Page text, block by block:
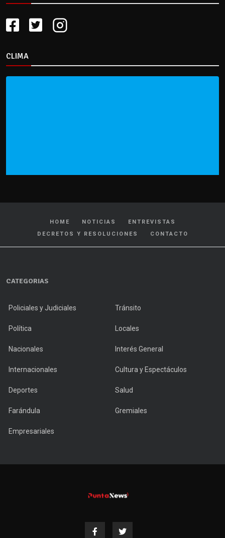
CLIMA
HOME NOTICIAS
ENTREVISTAS
DECRETOS Y RESOLUCIONES
CONTACTO
CATEGORIAS
Policiales y Judiciales Tránsito
Política Locales
Nacionales Interés General
Internacionales Cultura y Espectáculos
Deportes Salud
Farándula Gremiales
Empresariales